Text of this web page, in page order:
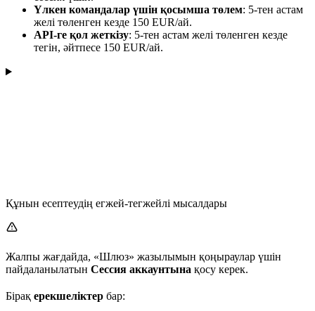
Үлкен командалар үшін қосымша төлем: 5-тен астам
желі төленген кезде 150 EUR/ай.
API-ге қол жеткізу: 5-тен астам желі төленген кезде
тегін, әйтпесе 150 EUR/ай.
Құнын есептеудің егжей-тегжейлі мысалдары
Жалпы жағдайда, «Шлюз» жазылымын қоңыраулар үшін
пайдаланылатын Сессия аккаунтына қосу керек.
Бірақ ерекшеліктер бар: